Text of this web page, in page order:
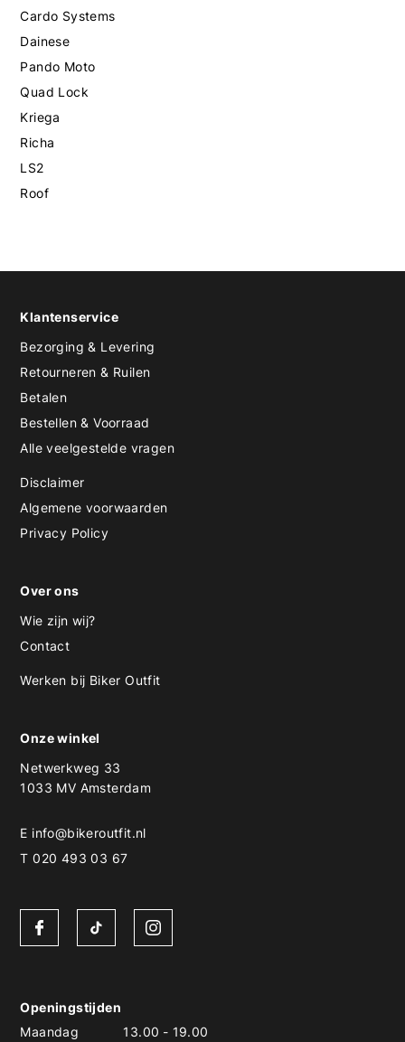
Cardo Systems
Dainese
Pando Moto
Quad Lock
Kriega
Richa
LS2
Roof
Klantenservice
Bezorging & Levering
Retourneren & Ruilen
Betalen
Bestellen & Voorraad
Alle veelgestelde vragen
Disclaimer
Algemene voorwaarden
Privacy Policy
Over ons
Wie zijn wij?
Contact
Werken bij Biker Outfit
Onze winkel
Netwerkweg 33
1033 MV Amsterdam
E info@bikeroutfit.nl
T 020 493 03 67
Openingstijden
Maandag
13.00 - 19.00